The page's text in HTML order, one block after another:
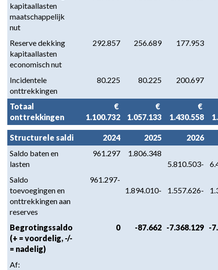
kapitaallasten
maatschappelijk
nut
Reserve dekking
kapitaallasten
economisch nut
292.857 256.689 177.953
Incidentele
onttrekkingen
80.225 80.225 200.697
Totaal
onttrekkingen
1.100.732
1.057.133
1.430.558
Structurele saldi 2024 2025
2026
Saldo baten en
lasten
961.297
1.806.348
5.810.503-
Saldo
toevoegingen en
onttrekkingen aan
reserves
961.297-
1.894.010-
1.557.626-
Begrotingssaldo
(+ = voordelig, -/-
= nadelig)
0 -87.662 -7.368.129 -
Af: